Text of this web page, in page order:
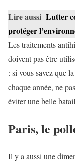
Lire aussi Lutter
protéger
Les traitements
doivent pas être
: si vous savez que
chaque année, ne
éviter une belle
Paris, le
Il y a aussi une